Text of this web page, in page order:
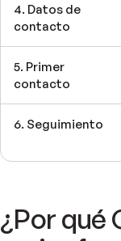
4. Datos de
contacto
5. Primer
contacto
6. Seguimiento
¿Por qué